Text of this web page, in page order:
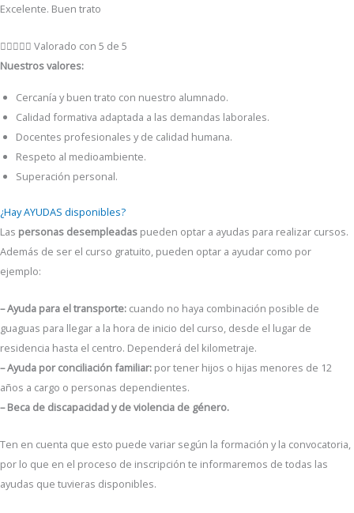
Excelente. Buen trato
 Valorado con 5 de 5
Nuestros valores:
Cercanía y buen trato con nuestro alumnado.
Calidad formativa adaptada a las demandas laborales.
Docentes profesionales y de calidad humana.
Respeto al medioambiente.
Superación personal.
¿Hay AYUDAS disponibles?
Las personas desempleadas pueden optar a ayudas para realizar cursos.
Además de ser el curso gratuito, pueden optar a ayudar como por
ejemplo:
– Ayuda para el transporte: cuando no haya combinación posible de
guaguas para llegar a la hora de inicio del curso, desde el lugar de
residencia hasta el centro. Dependerá del kilometraje.
– Ayuda por conciliación familiar: por tener hijos o hijas menores de 12
años a cargo o personas dependientes.
– Beca de discapacidad y de violencia de género.
Ten en cuenta que esto puede variar según la formación y la convocatoria,
por lo que en el proceso de inscripción te informaremos de todas las
ayudas que tuvieras disponibles.